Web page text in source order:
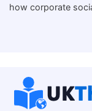
how corporate